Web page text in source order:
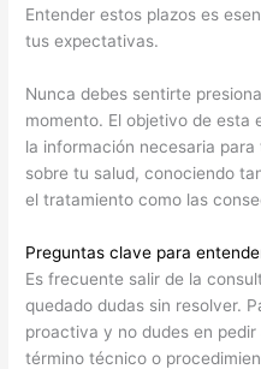
Entender estos plazos es
tus expectativas.
Nunca debes sentirte
momento. El objetivo de esta
la información necesaria
sobre tu salud, conociendo
el tratamiento como las
Preguntas clave para
Es frecuente salir de la
quedado dudas sin resolver.
proactiva y no dudes en
término técnico o